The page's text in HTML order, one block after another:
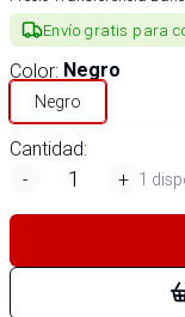
Envío gratis para
Color: Negro
Negro
Cantidad:
-
+ 1